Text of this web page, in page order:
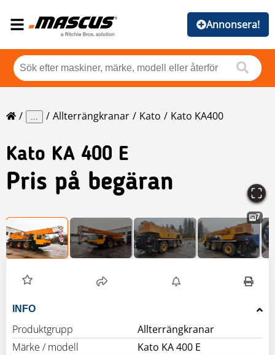
Annonsera!
... Allterrängkranar Kato Kato KA400
Kato KA 400 E
Pris på begäran
7
INFO
Produktgrupp
Allterrängkranar
Märke / modell
Kato KA 400 E